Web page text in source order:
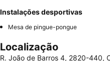
Instalações desportivas
Mesa de pingue-pongue
Localização
R. João de Barros 4, 2820-440,